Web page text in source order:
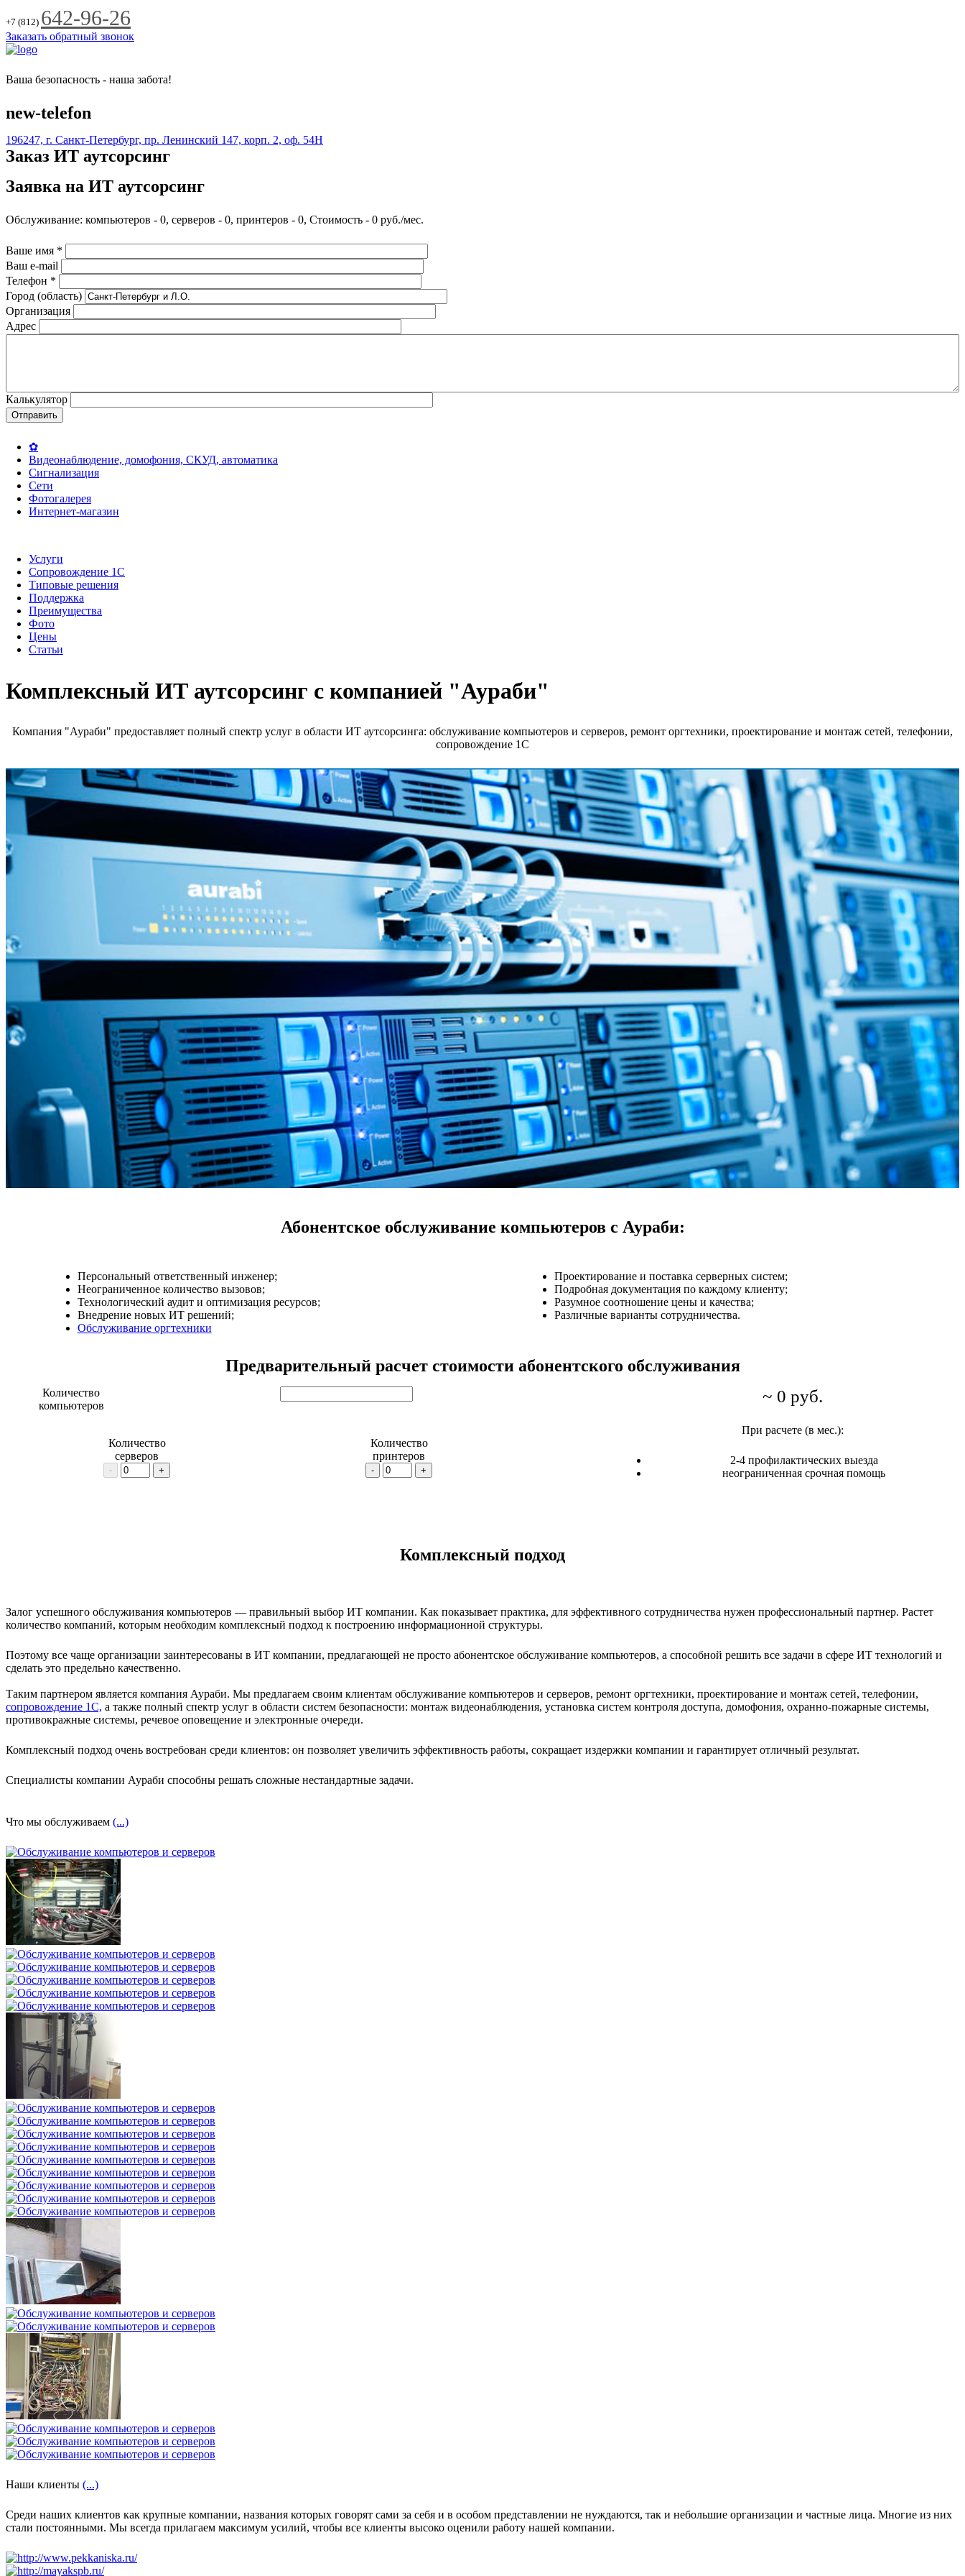
Jump to Navigation
+7 (812) 642-96-26
Заказать обратный звонок
Ваша безопасность - наша забота!
new-telefon
196247, г. Санкт-Петербург, пр. Ленинский 147, корп. 2, оф. 54Н
Заказ ИТ аутсорсинг
Заявка на ИТ аутсорсинг
Обслуживание: компьютеров - 0, серверов - 0, принтеров - 0, Стоимость - 0 руб./мес.
Ваше имя *
Ваш e-mail
Телефон *
Город (область)
Организация
Адрес
Калькулятор
✿
Видеонаблюдение, домофония, СКУД, автоматика
Сигнализация
Сети
Фотогалерея
Интернет-магазин
Услуги
Сопровождение 1С
Типовые решения
Поддержка
Преимущества
Фото
Цены
Статьи
Комплексный ИТ аутсорсинг с компанией "Аураби"
Компания "Аураби" предоставляет полный спектр услуг в области ИТ аутсорсинга: обслуживание компьютеров и серверов, ремонт оргтехники, проектирование и монтаж сетей, телефонии,
сопровождение 1С
Абонентское обслуживание компьютеров с Аураби:
Персональный ответственный инженер;
Неограниченное количество вызовов;
Технологический аудит и оптимизация ресурсов;
Внедрение новых ИТ решений;
Обслуживание оргтехники
Проектирование и поставка серверных систем;
Подробная документация по каждому клиенту;
Разумное соотношение цены и качества;
Различные варианты сотрудничества.
Предварительный расчет стоимости абонентского обслуживания
Количество
компьютеров
Количество
серверов
- +
Количество
принтеров
- +
~ 0 руб.
При расчете (в мес.):
2-4 профилактических выезда
неограниченная срочная помощь
Комплексный подход
Залог успешного обслуживания компьютеров — правильный выбор ИТ компании. Как показывает практика, для эффективного сотрудничества нужен профессиональный партнер. Растет
количество компаний, которым необходим комплексный подход к построению информационной структуры.
Поэтому все чаще организации заинтересованы в ИТ компании, предлагающей не просто абонентское обслуживание компьютеров, а способной решить все задачи в сфере ИТ технологий и
сделать это предельно качественно.
Таким партнером является компания Аураби. Мы предлагаем своим клиентам обслуживание компьютеров и серверов, ремонт оргтехники, проектирование и монтаж сетей, телефонии,
сопровождение 1С, а также полный спектр услуг в области систем безопасности: монтаж видеонаблюдения, установка систем контроля доступа, домофония, охранно-пожарные системы,
противокражные системы, речевое оповещение и электронные очереди.
Комплексный подход очень востребован среди клиентов: он позволяет увеличить эффективность работы, сокращает издержки компании и гарантирует отличный результат.
Специалисты компании Аураби способны решать сложные нестандартные задачи.
Что мы обслуживаем (...)
Наши клиенты (...)
Среди наших клиентов как крупные компании, названия которых говорят сами за себя и в особом представлении не нуждаются, так и небольшие организации и частные лица. Многие из них
стали постоянными. Мы всегда прилагаем максимум усилий, чтобы все клиенты высоко оценили работу нашей компании.